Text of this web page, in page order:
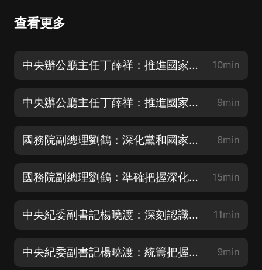
查看更多
中央辦公廳主任丁薛祥：推進國家治理體系和治理能力現代化，必須適應新時代有效治理國家和社會 10min
中央辦公廳主任丁薛祥：推進國家治理體系和治理能力現代化，必須落實以人民為中心的發展思想 9min
國務院副總理劉鶴：深化黨和國家機構改革具有歷史和現實必然性 8min
國務院副總理劉鶴：準確把握深化黨和國家機構改革的鮮明特征 15min
中央紀委副書記楊曉渡：深刻認識健全黨和國家機構職能體系的重要意義 11min
中央紀委副書記楊曉渡：統籌把握健全黨和國家機構職能體系的思路舉措 9min